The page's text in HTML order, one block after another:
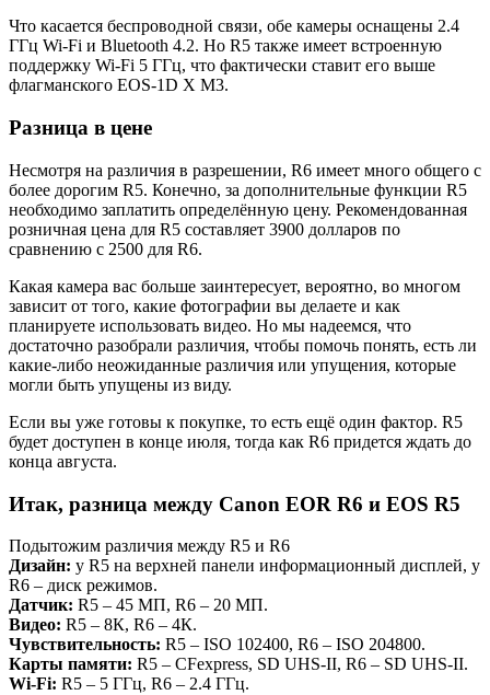
Что касается беспроводной связи, обе камеры оснащены 2.4
ГГц Wi-Fi и Bluetooth 4.2. Но R5 также имеет встроенную
поддержку Wi-Fi 5 ГГц, что фактически ставит его выше
флагманского EOS-1D X M3.
Разница в цене
Несмотря на различия в разрешении, R6 имеет много общего с
более дорогим R5. Конечно, за дополнительные функции R5
необходимо заплатить определённую цену. Рекомендованная
розничная цена для R5 составляет 3900 долларов по
сравнению с 2500 для R6.
Какая камера вас больше заинтересует, вероятно, во многом
зависит от того, какие фотографии вы делаете и как
планируете использовать видео. Но мы надеемся, что
достаточно разобрали различия, чтобы помочь понять, есть ли
какие-либо неожиданные различия или упущения, которые
могли быть упущены из виду.
Если вы уже готовы к покупке, то есть ещё один фактор. R5
будет доступен в конце июля, тогда как R6 придется ждать до
конца августа.
Итак, разница между Canon EOR R6 и EOS R5
Подытожим различия между R5 и R6
Дизайн: у R5 на верхней панели информационный дисплей, у
R6 – диск режимов.
Датчик: R5 – 45 МП, R6 – 20 МП.
Видео: R5 – 8К, R6 – 4К.
Чувствительность: R5 – ISO 102400, R6 – ISO 204800.
Карты памяти: R5 – CFexpress, SD UHS-II, R6 – SD UHS-II.
Wi-Fi: R5 – 5 ГГц, R6 – 2.4 ГГц.